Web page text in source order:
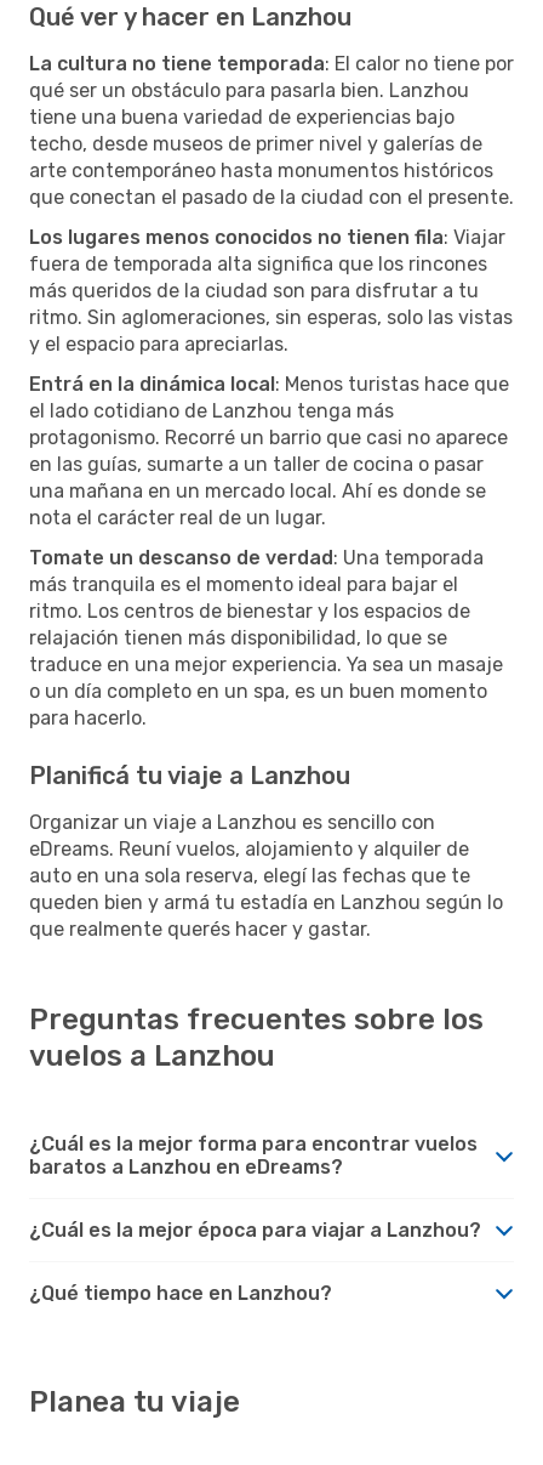
Qué ver y hacer en Lanzhou
La cultura no tiene temporada: El calor no tiene por
qué ser un obstáculo para pasarla bien. Lanzhou
tiene una buena variedad de experiencias bajo
techo, desde museos de primer nivel y galerías de
arte contemporáneo hasta monumentos históricos
que conectan el pasado de la ciudad con el presente.
Los lugares menos conocidos no tienen fila: Viajar
fuera de temporada alta significa que los rincones
más queridos de la ciudad son para disfrutar a tu
ritmo. Sin aglomeraciones, sin esperas, solo las vistas
y el espacio para apreciarlas.
Entrá en la dinámica local: Menos turistas hace que
el lado cotidiano de Lanzhou tenga más
protagonismo. Recorré un barrio que casi no aparece
en las guías, sumarte a un taller de cocina o pasar
una mañana en un mercado local. Ahí es donde se
nota el carácter real de un lugar.
Tomate un descanso de verdad: Una temporada
más tranquila es el momento ideal para bajar el
ritmo. Los centros de bienestar y los espacios de
relajación tienen más disponibilidad, lo que se
traduce en una mejor experiencia. Ya sea un masaje
o un día completo en un spa, es un buen momento
para hacerlo.
Planificá tu viaje a Lanzhou
Organizar un viaje a Lanzhou es sencillo con
eDreams. Reuní vuelos, alojamiento y alquiler de
auto en una sola reserva, elegí las fechas que te
queden bien y armá tu estadía en Lanzhou según lo
que realmente querés hacer y gastar.
Preguntas frecuentes sobre los
vuelos a Lanzhou
¿Cuál es la mejor forma para encontrar vuelos
baratos a Lanzhou en eDreams?
¿Cuál es la mejor época para viajar a Lanzhou?
¿Qué tiempo hace en Lanzhou?
Planea tu viaje